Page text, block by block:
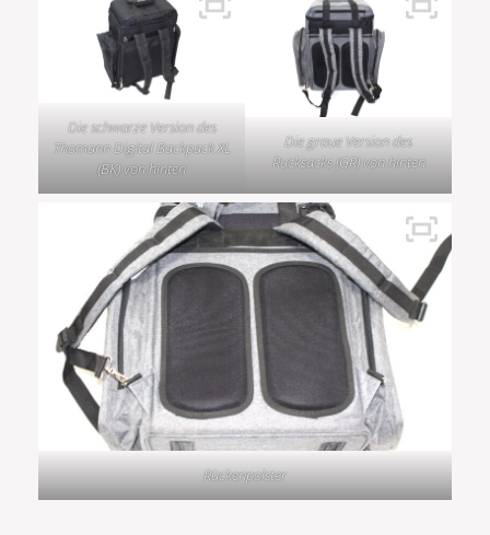
Die schwarze Version des
Thomann Digital Backpack XL
(BK) von hinten
Die graue Version des
Rucksacks (GR) von hinten
Rückenpolster